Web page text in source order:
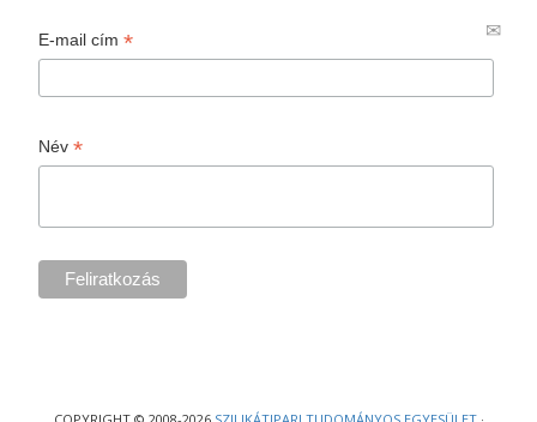
E-mail cím*
Név*